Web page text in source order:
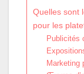
Quelles sont
pour les
Publicités
Marketing